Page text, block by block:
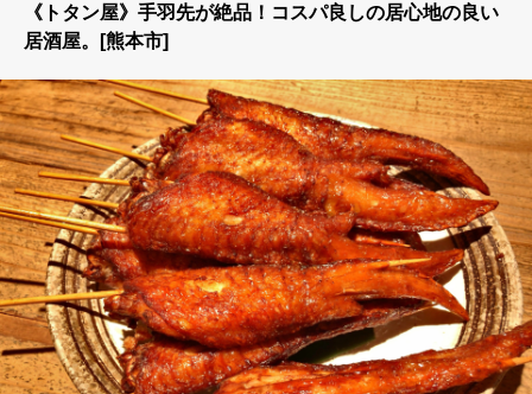
《トタン屋》手羽先が絶品！コスパ良しの居心地の良い
居酒屋。[熊本市]